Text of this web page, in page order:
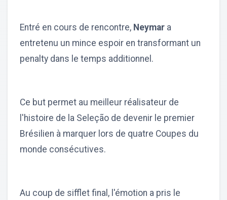
Entré en cours de rencontre, Neymar a
entretenu un mince espoir en transformant un
penalty dans le temps additionnel.
Ce but permet au meilleur réalisateur de
l'histoire de la Seleção de devenir le premier
Brésilien à marquer lors de quatre Coupes du
monde consécutives.
Au coup de sifflet final, l'émotion a pris le